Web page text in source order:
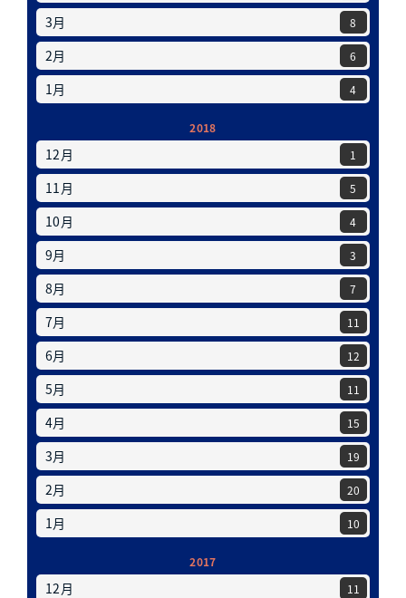
3月 8
2月 6
1月 4
2018
12月 1
11月 5
10月 4
9月 3
8月 7
7月 11
6月 12
5月 11
4月 15
3月 19
2月 20
1月 10
2017
12月 11